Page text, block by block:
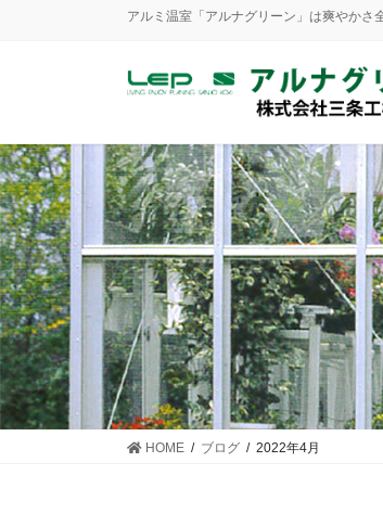
アルミ温室「アルナグリーン」は爽やか
HOME ブログ 2022年4月